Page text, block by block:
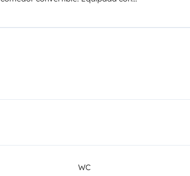
Truma Combi 6, es ideal
compacto (6,99 m de longitud) y
WC